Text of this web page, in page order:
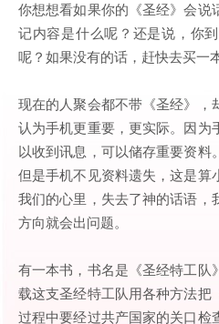
你想想看如果你的《圣经》会说
记内容是什么呢？还是说，你
呢？如果没有的话，赶快去买一
现在的人聚会都不带《圣经》，
认为手机更重要，更实际。因为
以收到讯息，可以储存重要资料
但是手机不见资料遗失，这是算
我们的心里，失去了神的话语，
方向就会出问题。
有一本书，书名是《圣经特工队
载这支圣经特工队用各种方法把
过程中要经过共产国家的关口检